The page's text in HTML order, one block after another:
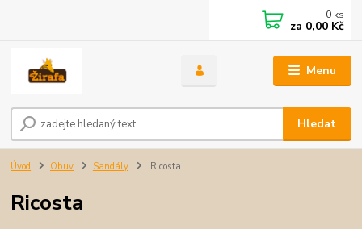
Menu
Hledat
0 ks
za 0,00 Kč
Úvod Obuv Sandály Ricosta
Ricosta